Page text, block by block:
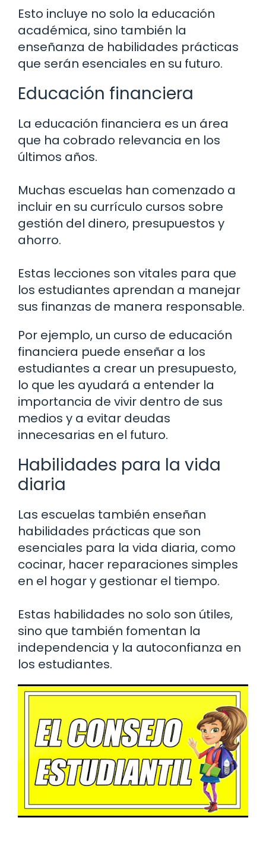
Esto incluye no solo la educación
académica, sino también la
enseñanza de habilidades prácticas
que serán esenciales en su futuro.
Educación financiera
La educación financiera es un área
que ha cobrado relevancia en los
últimos años.
Muchas escuelas han comenzado a
incluir en su currículo cursos sobre
gestión del dinero, presupuestos y
ahorro.
Estas lecciones son vitales para que
los estudiantes aprendan a manejar
sus finanzas de manera responsable.
Por ejemplo, un curso de educación
financiera puede enseñar a los
estudiantes a crear un presupuesto,
lo que les ayudará a entender la
importancia de vivir dentro de sus
medios y a evitar deudas
innecesarias en el futuro.
Habilidades para la vida
diaria
Las escuelas también enseñan
habilidades prácticas que son
esenciales para la vida diaria, como
cocinar, hacer reparaciones simples
en el hogar y gestionar el tiempo.
Estas habilidades no solo son útiles,
sino que también fomentan la
independencia y la autoconfianza en
los estudiantes.